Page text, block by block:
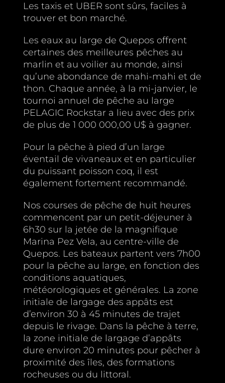
Les taxis et UBER sont sûrs, faciles à
trouver et bon marché.
Les eaux au large de Quepos offrent
certaines des meilleures pêches au
marlin et au voilier au monde, ainsi
qu’une abondance de mahi-mahi et de
thon. Chaque année, à la mi-janvier, le
tournoi annuel de pêche au large
PELAGIC Rockstar a lieu avec des prix
de plus de 1 000 000,00 U$ à gagner.
Pour la pêche à pied d’un large
éventail de vivaneaux et en particulier
du puissant poisson coq, il est
également fortement recommandé.
Nos courses de pêche de huit heures
commencent par un petit-déjeuner à
6h30 sur la jetée de la magnifique
Marina Pez Vela, au centre-ville de
Quepos. Les bateaux partent vers 7h00
pour la pêche au large, en fonction des
conditions aquatiques,
météorologiques et générales. La zone
initiale de largage des appâts est
d’environ 30 à 45 minutes de trajet
depuis le rivage. Dans la pêche à terre,
la zone initiale de largage d’appâts
dure environ 20 minutes pour pêcher à
proximité des îles, des formations
rocheuses ou du littoral.